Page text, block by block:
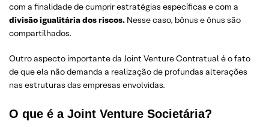
com a finalidade de cumprir estratégias específicas e com a
divisão igualitária dos riscos. Nesse caso, bônus e ônus são
compartilhados.
Outro aspecto importante da Joint Venture Contratual é o fato
de que ela não demanda a realização de profundas alterações
nas estruturas das empresas envolvidas.
O que é a Joint Venture Societária?